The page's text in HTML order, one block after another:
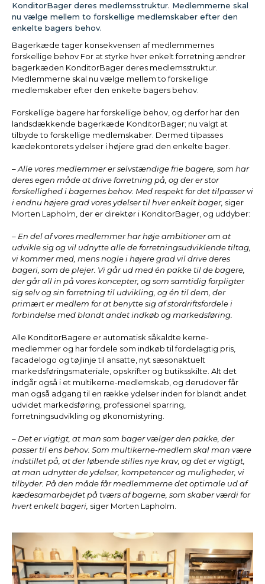
KonditorBager deres medlemsstruktur. Medlemmerne skal
nu vælge mellem to forskellige medlemskaber efter den
enkelte bagers behov.
Bagerkæde tager konsekvensen af medlemmernes
forskellige behov For at styrke hver enkelt forretning ændrer
bagerkæden KonditorBager deres medlemsstruktur.
Medlemmerne skal nu vælge mellem to forskellige
medlemskaber efter den enkelte bagers behov.
Forskellige bagere har forskellige behov, og derfor har den
landsdækkende bagerkæde KonditorBager; nu valgt at
tilbyde to forskellige medlemskaber. Dermed tilpasses
kædekontorets ydelser i højere grad den enkelte bager.
– Alle vores medlemmer er selvstændige frie bagere, som har
deres egen måde at drive forretning på, og der er stor
forskellighed i bagernes behov. Med respekt for det tilpasser vi
i endnu højere grad vores ydelser til hver enkelt bager, siger
Morten Lapholm, der er direktør i KonditorBager, og uddyber:
– En del af vores medlemmer har høje ambitioner om at
udvikle sig og vil udnytte alle de forretningsudviklende tiltag,
vi kommer med, mens nogle i højere grad vil drive deres
bageri, som de plejer. Vi går ud med én pakke til de bagere,
der går all in på vores koncepter, og som samtidig forpligter
sig selv og sin forretning til udvikling, og én til dem, der
primært er medlem for at benytte sig af stordriftsfordele i
forbindelse med blandt andet indkøb og markedsføring.
Alle KonditorBagere er automatisk såkaldte kerne-
medlemmer og har fordele som indkøb til fordelagtig pris,
facadelogo og tøjlinje til ansatte, nyt sæsonaktuelt
markedsføringsmateriale, opskrifter og butiksskilte. Alt det
indgår også i et multikerne-medlemskab, og derudover får
man også adgang til en række ydelser inden for blandt andet
udvidet markedsføring, professionel sparring,
forretningsudvikling og økonomistyring.
– Det er vigtigt, at man som bager vælger den pakke, der
passer til ens behov. Som multikerne-medlem skal man være
indstillet på, at der løbende stilles nye krav, og det er vigtigt,
at man udnytter de ydelser, kompetencer og muligheder, vi
tilbyder. På den måde får medlemmerne det optimale ud af
kædesamarbejdet på tværs af bagerne, som skaber værdi for
hvert enkelt bageri, siger Morten Lapholm.